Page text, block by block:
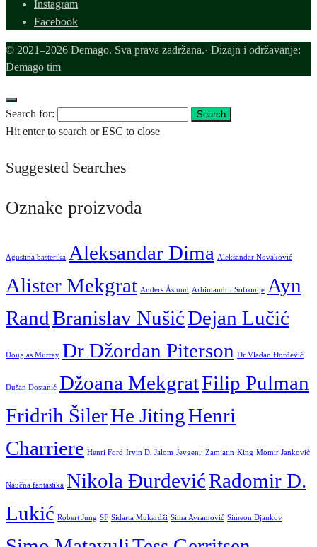
Instagram
Facebook
© 2021–2026 Demago. Sva prava zadržana.· Dizajn i održavanje:
Demago tim
Search for: Search
Hit enter to search or ESC to close
Suggested Searches
Oznake proizvoda
Agustina basterika Aleksandar Dima Aleksandar Novaković
Alister Mekgrat Anders Åslund Arhimandrit Sofronije Ayn
RandBranislav NušićDejan Lučić
Douglas Murray Dr Džordan Piterson Dr Vladan Đorđević
Dušan Dostanić Džoana MekgratFilip Pulman
Fridrih ŠilerHe JitingHenri
Charriere Henri Ford Irvin D. Jalom Jevgenij Zamjatin King Momir Janković
Naučna fantastika Nikola ĐurđevićRadomir D.
Lukić Robert Jung SF Sidarta Mukardži Sima Avramović Simeon Djankov